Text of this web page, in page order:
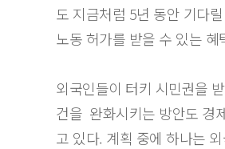
도 지금처럼 5년 동안 기다
노동 허가를 받을 수 있는 혜
외국인들이 터키 시민권을
건을 완화시키는 방안도 경
고 있다. 계획 중에 하나는